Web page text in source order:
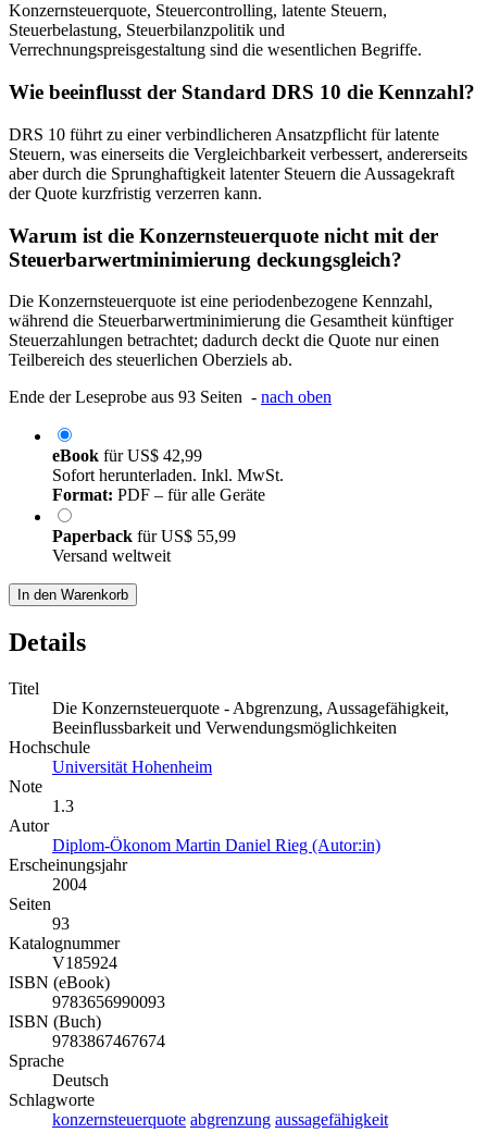
Konzernsteuerquote, Steuercontrolling, latente Steuern,
Steuerbelastung, Steuerbilanzpolitik und
Verrechnungspreisgestaltung sind die wesentlichen Begriffe.
Wie beeinflusst der Standard DRS 10 die Kennzahl?
DRS 10 führt zu einer verbindlicheren Ansatzpflicht für latente
Steuern, was einerseits die Vergleichbarkeit verbessert, andererseits
aber durch die Sprunghaftigkeit latenter Steuern die Aussagekraft
der Quote kurzfristig verzerren kann.
Warum ist die Konzernsteuerquote nicht mit der
Steuerbarwertminimierung deckungsgleich?
Die Konzernsteuerquote ist eine periodenbezogene Kennzahl,
während die Steuerbarwertminimierung die Gesamtheit künftiger
Steuerzahlungen betrachtet; dadurch deckt die Quote nur einen
Teilbereich des steuerlichen Oberziels ab.
Ende der Leseprobe aus 93 Seiten - nach oben
eBook fürUS$ 42,99
Sofort herunterladen. Inkl. MwSt.
Format: PDF – für alle Geräte
Paperback fürUS$ 55,99
Versand weltweit
In den Warenkorb
Details
Titel
Die Konzernsteuerquote - Abgrenzung, Aussagefähigkeit,
Beeinflussbarkeit und Verwendungsmöglichkeiten
Hochschule
Universität Hohenheim
Note
1.3
Autor
Diplom-Ökonom Martin Daniel Rieg (Autor:in)
Erscheinungsjahr
2004
Seiten
93
Katalognummer
V185924
ISBN (eBook)
9783656990093
ISBN (Buch)
9783867467674
Sprache
Deutsch
Schlagworte
konzernsteuerquote abgrenzung aussagefähigkeit